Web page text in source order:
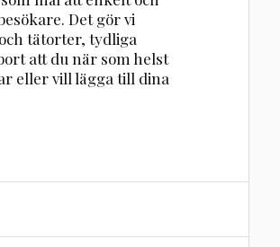
Det gör vi
tätorter, tydliga
att du när som helst
eller vill lägga till dina